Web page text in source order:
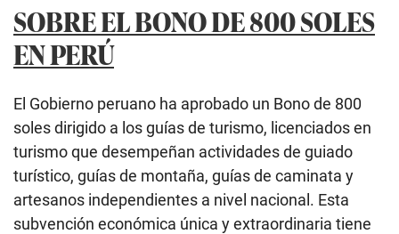
SOBRE EL BONO DE 800 SOLES
EN PERÚ
El Gobierno peruano ha aprobado un Bono de 800
soles dirigido a los guías de turismo, licenciados en
turismo que desempeñan actividades de guiado
turístico, guías de montaña, guías de caminata y
artesanos independientes a nivel nacional. Esta
subvención económica única y extraordinaria tiene